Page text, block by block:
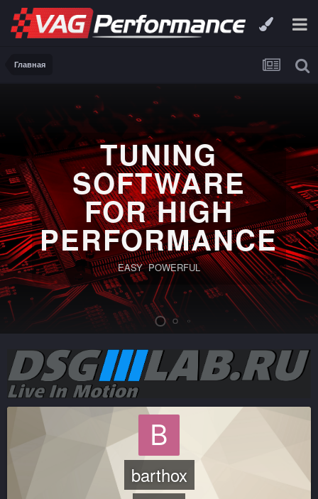
Главная
TUNING
SOFTWARE
FOR HIGH
PERFORMANCE
EASY POWERFUL
barthox